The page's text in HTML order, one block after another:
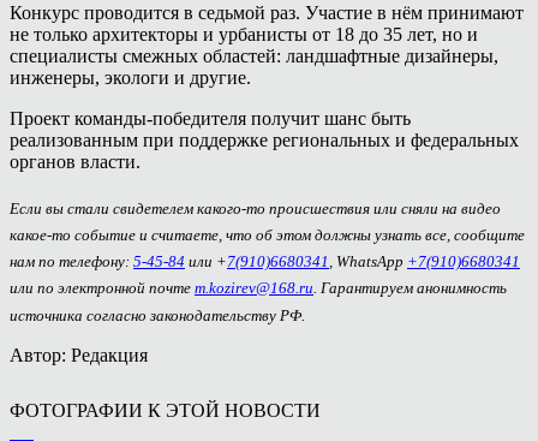
Конкурс проводится в седьмой раз. Участие в нём принимают
не только архитекторы и урбанисты от 18 до 35 лет, но и
специалисты смежных областей: ландшафтные дизайнеры,
инженеры, экологи и другие.
Проект команды-победителя получит шанс быть
реализованным при поддержке региональных и федеральных
органов власти.
Если вы стали свидетелем какого-то происшествия или сняли на видео
какое-то событие и считаете, что об этом должны узнать все, сообщите
нам по телефону: 5-45-84 или +7(910)6680341 , WhatsApp +7(910)6680341
или по электронной почте m.kozirev@168.ru. Гарантируем анонимность
источника согласно законодательству РФ.
Автор: Редакция
ФОТОГРАФИИ К ЭТОЙ НОВОСТИ